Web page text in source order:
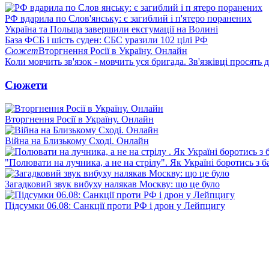
РФ вдарила по Слов'янську: є загиблий і п'ятеро поранених
Україна та Польща завершили ексгумації на Волині
База ФСБ і шість суден: СБС уразили 102 цілі РФ
СюжетВторгнення Росії в Україну. Онлайн
Коли мовчить зв'язок - мовчить уся бригада. Зв'язківці просять
Сюжети
Вторгнення Росії в Україну. Онлайн
Війна на Близькому Сході. Онлайн
"Полювати на лучника, а не на стрілу". Як Україні боротись з
Загадковий звук вибуху налякав Москву: що це було
Підсумки 06.08: Санкції проти РФ і дрон у Лейпцигу